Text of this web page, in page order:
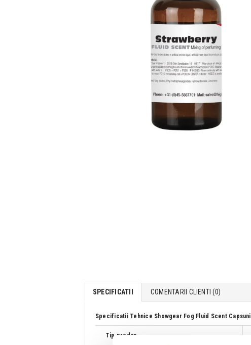
SPECIFICATII COMENTARII CLIENTI (0)
Specificatii Tehnice Showgear Fog Fluid Scent Capsuni
Tip produs